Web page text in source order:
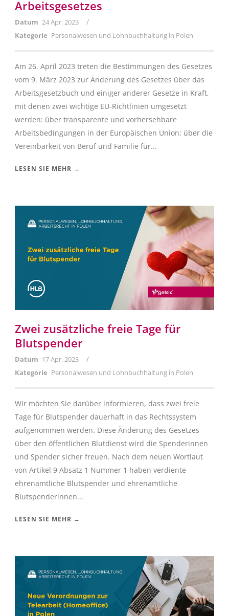
Arbeitsgesetzes
Datum 24 Apr. 2023 /
Kategorie Personalwesen und Lohnbuchhaltung in Polen
Am 26. April 2023 treten die Bestimmungen des Gesetzes
vom 9. März 2023 zur Änderung des Gesetzes über das
Arbeitsgesetzbuch und einiger anderer Gesetze in Kraft,
mit denen zwei wichtige EU-Richtlinien umgesetzt
werden: über transparente und vorhersehbare
Arbeitsbedingungen in der Europäischen Union; über die
Vereinbarkeit von Beruf und Familie für...
LESEN SIE MEHR →
Zwei zusätzliche freie Tage für
Blutspender
Datum 17 Apr. 2023 /
Kategorie Personalwesen und Lohnbuchhaltung in Polen
Wir möchten Sie darüber informieren, dass zwei freie
Tage für Blutspender dauerhaft in das Rechtssystem
aufgenommen werden. Diese Änderung des Gesetzes
über den öffentlichen Blutdienst wird die Spenderinnen
und Spender sicher freuen. Nach dem neuen Wortlaut
von Artikel 9 Absatz 1 Nummer 1 haben verdiente
ehrenamtliche Blutspender und ehrenamtliche
Blutspenderinnen...
LESEN SIE MEHR →